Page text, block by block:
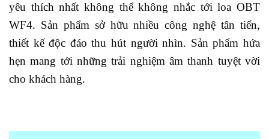
yêu thích nhất không thể không nhắc tới loa OBT
WF4. Sản phẩm sở hữu nhiều công nghệ tân tiến,
thiết kế độc đáo thu hút người nhìn. Sản phẩm hứa
hẹn mang tới những trải nghiệm âm thanh tuyệt vời
cho khách hàng.